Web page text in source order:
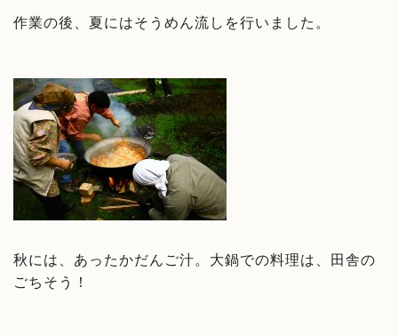
作業の後、夏にはそうめん流しを行いました。
秋には、あったかだんご汁。大鍋での料理は、田舎の
ごちそう！